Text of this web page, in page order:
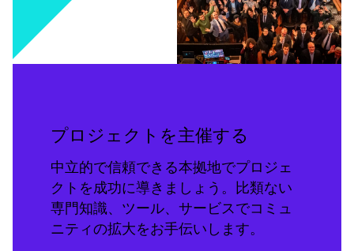
プロジェクトを主催する
中立的で信頼できる本拠地でプロジェ
クトを成功に導きましょう。比類ない
専門知識、ツール、サービスでコミュ
ニティの拡大をお手伝いします。